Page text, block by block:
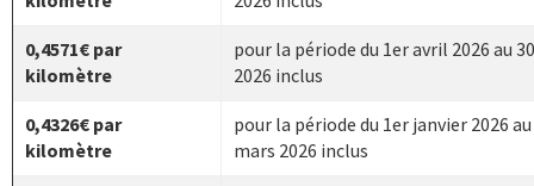
0,4571€ par
kilomètre
pour la période du 1er avril 2026 au
2026 inclus
0,4326€ par
kilomètre
pour la période du 1er janvier 2026
mars 2026 inclus